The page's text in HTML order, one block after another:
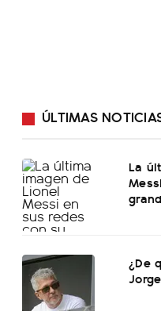
ÚLTIMAS
La
¿De